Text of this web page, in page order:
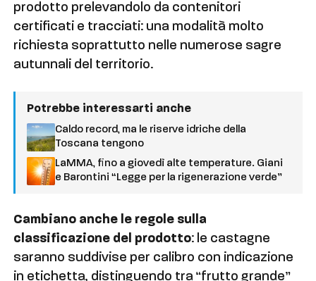
prodotto prelevandolo da contenitori
certificati e tracciati: una modalità molto
richiesta soprattutto nelle numerose sagre
autunnali del territorio.
Potrebbe interessarti anche
Caldo record, ma le riserve idriche della
Toscana tengono
LaMMA, fino a giovedì alte temperature. Giani
e Barontini “Legge per la rigenerazione verde”
Cambiano anche le regole sulla
classificazione del prodotto: le castagne
saranno suddivise per calibro con indicazione
in etichetta, distinguendo tra “frutto grande”